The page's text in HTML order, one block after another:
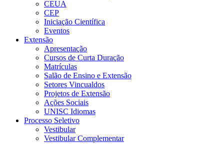
CEUA
CEP
Iniciação Científica
Eventos
Extensão
Apresentação
Cursos de Curta Duração
Matrículas
Salão de Ensino e Extensão
Setores Vincualdos
Projetos de Extensão
Ações Sociais
UNISC Idiomas
Processo Seletivo
Vestibular
Vestibular Complementar